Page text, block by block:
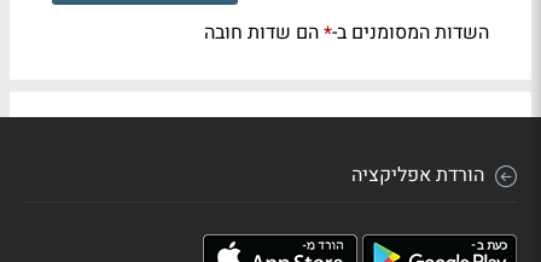
השדות המסומנים ב-*הם שדות חובה
הורדת אפליקציה